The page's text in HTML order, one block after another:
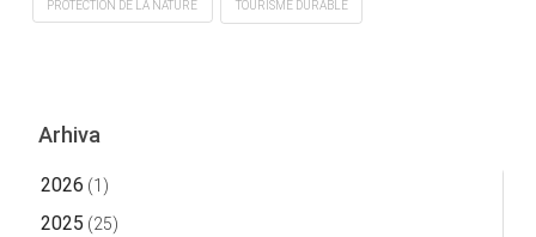
PROTECTION DE LA NATURE TOURISME DURABLE
Arhiva
2026 (1)
2025 (25)